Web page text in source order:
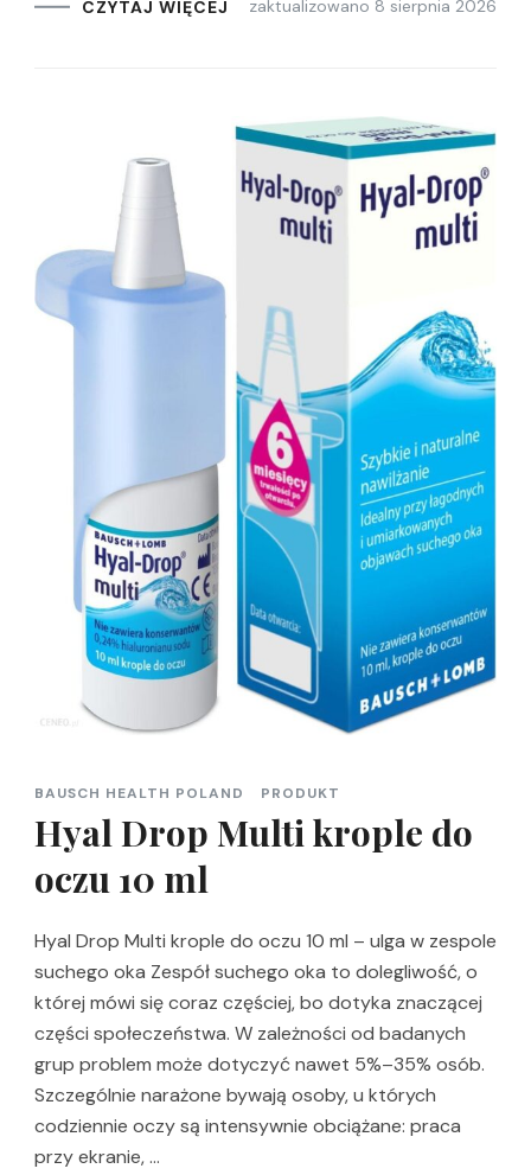
CZYTAJ WIĘCEJ zaktualizowano 8 sierpnia 2026
BAUSCH HEALTH POLAND PRODUKT
Hyal Drop Multi krople do
oczu 10 ml
Hyal Drop Multi krople do oczu 10 ml – ulga w zespole
suchego oka Zespół suchego oka to dolegliwość, o
której mówi się coraz częściej, bo dotyka znaczącej
części społeczeństwa. W zależności od badanych
grup problem może dotyczyć nawet 5%–35% osób.
Szczególnie narażone bywają osoby, u których
codziennie oczy są intensywnie obciążane: praca
przy ekranie, …